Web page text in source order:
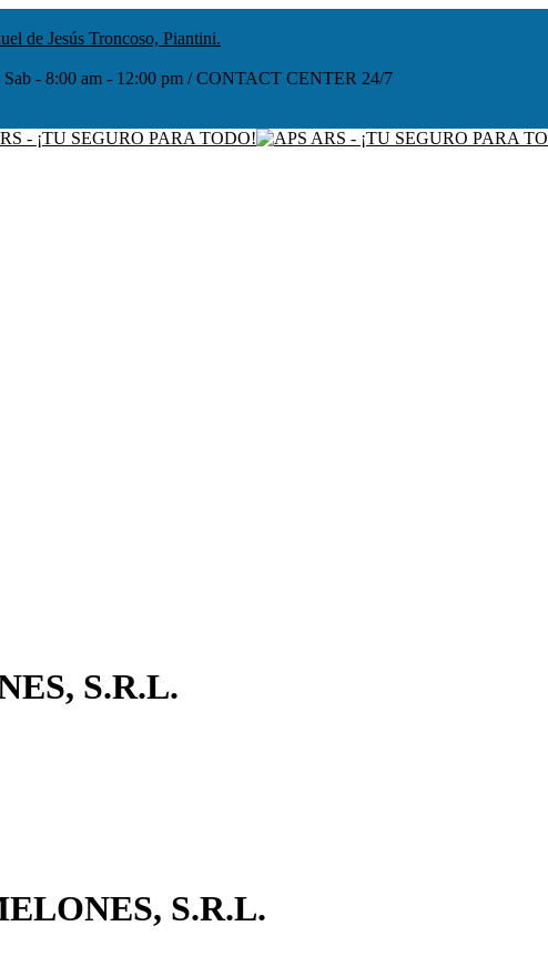
de Jesús Troncoso, Piantini.
- 8:00 am - 12:00 pm / CONTACT CENTER 24/7
S.R.L.
S.R.L.